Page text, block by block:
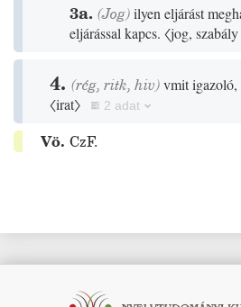
3a. (Jog)ilyen eljárást
eljárással kapcs. 〈jog, szabály
4. (rég, ritk, hiv)vmit igazoló,
〈irat〉
2 adat
Vö. CzF.